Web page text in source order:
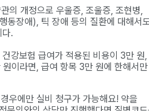
의 개정으로 우울증, 조울증, 조현병,
동장애), 틱 장애 등의 질환에 대해서
.
강보험 급여가 적용된 비용이 3만 원,
이라면, 급여 항목 3만 원에 한해서만
우에만 실비 청구가 가능해요! 약을